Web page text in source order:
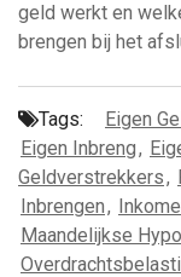
geld werkt en
brengen bij het
Tags: Eigen
Eigen Inbreng,
Geldverstrekkers,
Inbrengen,
Maandelijkse